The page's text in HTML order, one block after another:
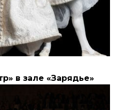
в зале «Зарядье»